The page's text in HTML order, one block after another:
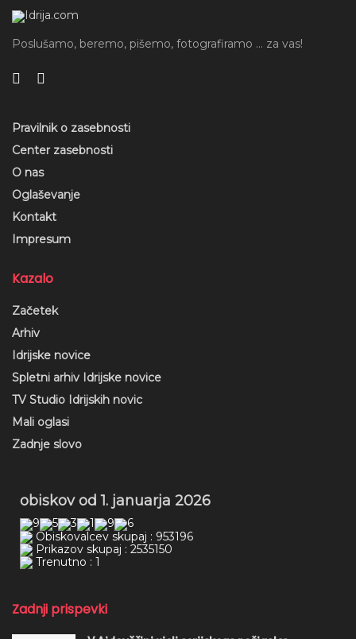
Poslušamo, beremo, pišemo, fotografiramo ... za vas!
Pravilnik o zasebnosti
Center zasebnosti
O nas
Oglaševanje
Kontakt
Impresum
Kazalo
Začetek
Arhiv
Idrijske novice
Spletni arhiv Idrijske novice
TV Studio Idrijskih novic
Mali oglasi
Zadnje slovo
obiskov od 1. januarja 2026
Obiskovalcev skupaj : 953196
Prikazov skupaj : 2535150
Trenutno : 1
Zadnji prispevki